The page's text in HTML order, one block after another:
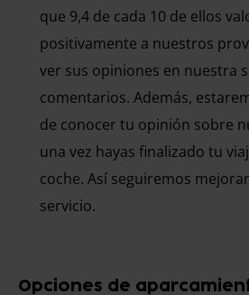
que 9,4 de cada 10 de ellos
positivamente a nuestros
ver sus opiniones en nuestra
comentarios. Además,
de conocer tu opinión sobre
una vez hayas finalizado tu
coche. Así seguiremos
servicio.
Opciones de